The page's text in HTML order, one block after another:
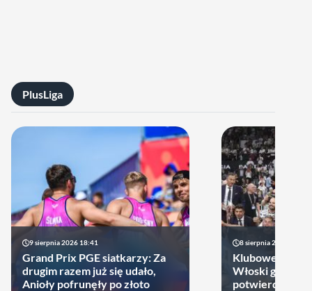
PlusLiga
9 sierpnia 2026 18:41
Grand Prix PGE siatkarzy: Za
drugim razem już się udało,
Anioły pofrunęły po złoto
8 sierpnia 2026 21:46
Klubowe
Włoski gigant
potwierdził